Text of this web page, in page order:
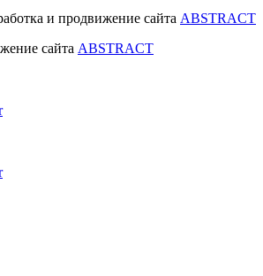
и продвижение сайта ABSTRACT
сайта ABSTRACT